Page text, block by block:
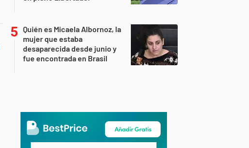
Quién es Micaela Albornoz, la
mujer que estaba
desaparecida desde junio y
fue encontrada en Brasil